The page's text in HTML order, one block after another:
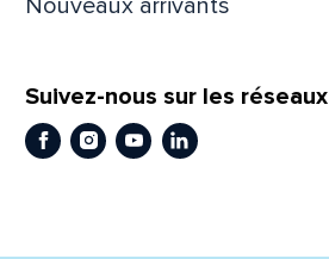
Suivez-nous sur les réseaux
Facebook
Instagram
YoutubeLinkedIn